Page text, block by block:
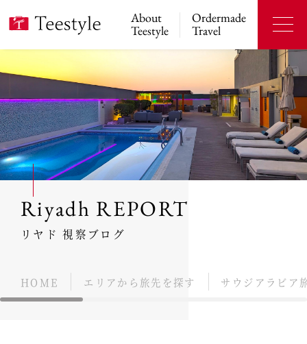
About
Teestyle
Ordermade
Travel
Riyadh REPORT
リヤド 視察ブログ
HOME エリアから旅先を探す サウジアラビア